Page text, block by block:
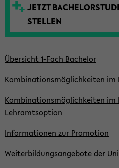
e
JETZT
STELLEN
Übersicht 1-Fach Bachelor
Kombinationsmöglich­keiten im
Kombinationsmöglich­keiten im
Lehramtsoption
Informationen zur Promotion
Weiterbildungsangebote der